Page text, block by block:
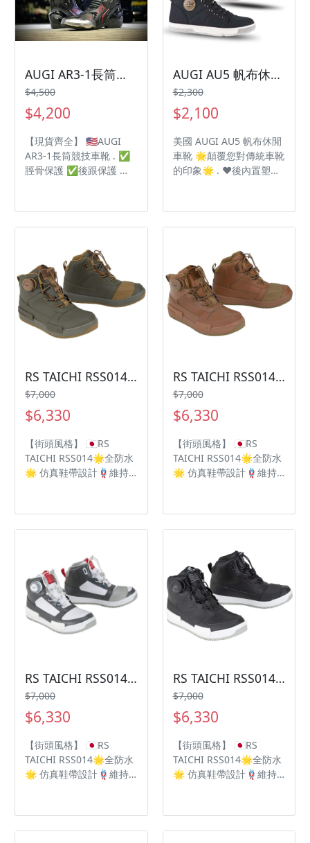
AUGI AR3-1長筒競技車靴
$4,500
$4,200
【現貨齊全】 🇺🇸AUGI
AR3-1長筒競技車靴 . ✅
脛骨保護 ✅後跟保護 ✅
的悶熱感，整雙車靴提供
脛骨、踝骨、後腳跟以及
可調讓不同直徑的小腿可
微調置入‼️
AUGI AU5 帆布休閒車靴
$2,300
$2,100
美國 AUGI AU5 帆布休閒
車靴 🌟顛覆您對傳統車靴
的印象🌟 . ❤️後內置塑膠
➡️《打檔輕鬆舒適》 💛
使用鞋帶和內拉鍊 ➡️《穿
強車縫線 ➡️《不易穿到裂
開》 💙抗菌回彈海綿鞋墊
➡️《有效防止異味》
RS TAICHI RSS014防水車靴
$7,000
$6,330
【街頭風格】 🇯🇵RS
TAICHI RSS014🌟全防水
🌟 仿真鞋帶設計🪢維持
卸 OutDry高防水性💦為
雨季做足準備🌧 🥾
底 DRYMASTER防水透氣
技術💦
RS TAICHI RSS014防水車靴
$7,000
$6,330
【街頭風格】 🇯🇵RS
TAICHI RSS014🌟全防水
🌟 仿真鞋帶設計🪢維持
卸 OutDry高防水性💦為
雨季做足準備🌧 🥾
底 DRYMASTER防水透氣
技術💦
RS TAICHI RSS014防水車靴
$7,000
$6,330
【街頭風格】 🇯🇵RS
TAICHI RSS014🌟全防水
🌟 仿真鞋帶設計🪢維持
卸 OutDry高防水性💦為
雨季做足準備🌧 🥾
RS TAICHI RSS014防水車靴
$7,000
$6,330
【街頭風格】 🇯🇵RS
TAICHI RSS014🌟全防水
🌟 仿真鞋帶設計🪢維持
卸 OutDry高防水性💦為
雨季做足準備🌧 🥾